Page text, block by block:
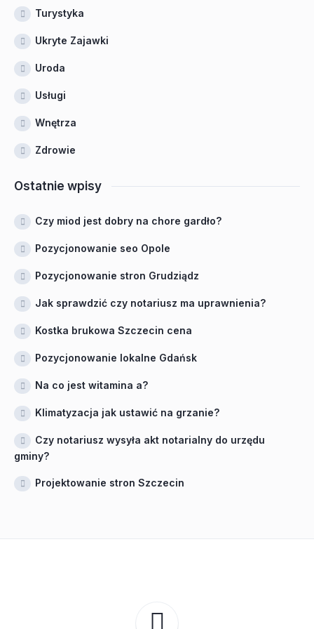
Turystyka
Ukryte Zajawki
Uroda
Usługi
Wnętrza
Zdrowie
Ostatnie wpisy
Czy miod jest dobry na chore gardło?
Pozycjonowanie seo Opole
Pozycjonowanie stron Grudziądz
Jak sprawdzić czy notariusz ma uprawnienia?
Kostka brukowa Szczecin cena
Pozycjonowanie lokalne Gdańsk
Na co jest witamina a?
Klimatyzacja jak ustawić na grzanie?
Czy notariusz wysyła akt notarialny do urzędu
gminy?
Projektowanie stron Szczecin